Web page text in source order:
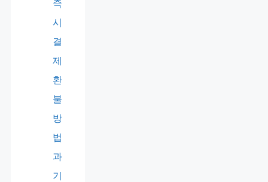
즉
시
결
제
환
불
방
법
과
기